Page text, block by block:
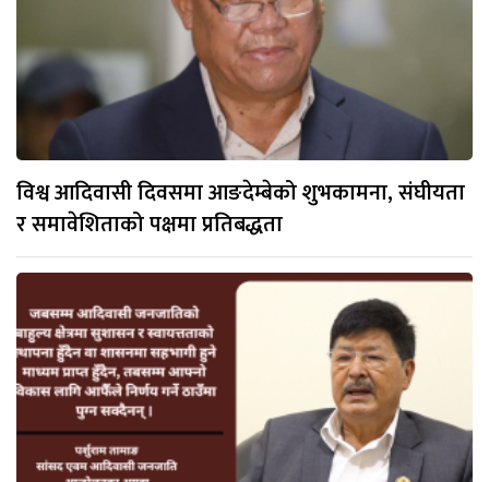
विश्व आदिवासी दिवसमा आङदेम्बेको शुभकामना, संघीयता
र समावेशिताको पक्षमा प्रतिबद्धता